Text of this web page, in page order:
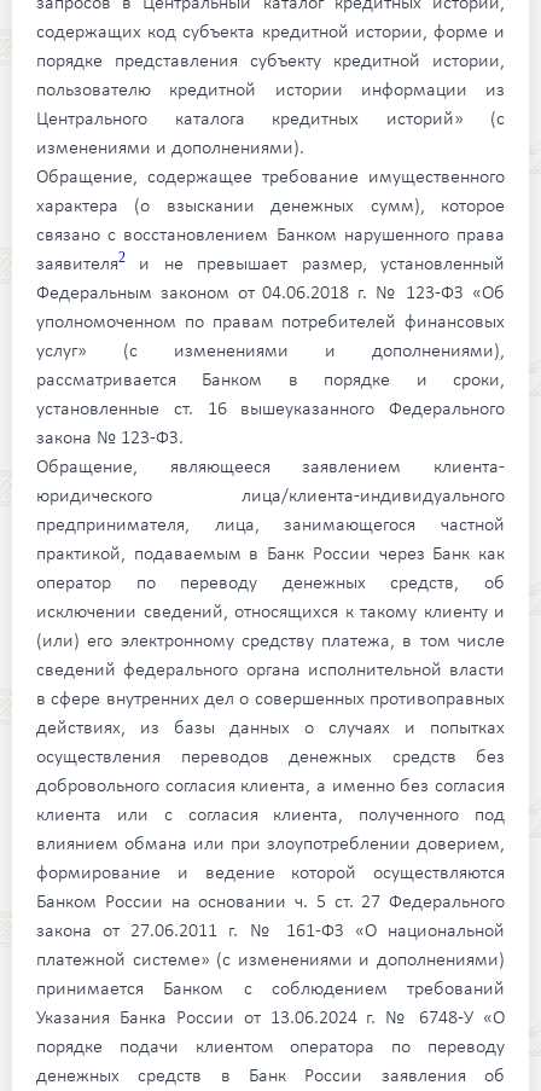
содержащих код субъекта кредитной истории, форме и
порядке представления субъекту кредитной истории,
пользователю кредитной истории информации из
Центрального каталога кредитных историй» (с
изменениями и дополнениями).
Обращение, содержащее требование имущественного
характера (о взыскании денежных сумм), которое
связано с восстановлением Банком нарушенного права
заявителя2 и не превышает размер, установленный
Федеральным законом от 04.06.2018 г. № 123-ФЗ «Об
уполномоченном по правам потребителей финансовых
услуг» (с изменениями и дополнениями),
рассматривается Банком в порядке и сроки,
установленные ст. 16 вышеуказанного Федерального
закона № 123-ФЗ.
Обращение, являющееся заявлением клиента-
юридического лица/клиента-индивидуального
предпринимателя, лица, занимающегося частной
практикой, подаваемым в Банк России через Банк как
оператор по переводу денежных средств, об
исключении сведений, относящихся к такому клиенту и
(или) его электронному средству платежа, в том числе
сведений федерального органа исполнительной власти
в сфере внутренних дел о совершенных противоправных
действиях, из базы данных о случаях и попытках
осуществления переводов денежных средств без
добровольного согласия клиента, а именно без согласия
клиента или с согласия клиента, полученного под
влиянием обмана или при злоупотреблении доверием,
формирование и ведение которой осуществляются
Банком России на основании ч. 5 ст. 27 Федерального
закона от 27.06.2011 г. № 161-ФЗ «О национальной
платежной системе» (с изменениями и дополнениями)
принимается Банком с соблюдением требований
Указания Банка России от 13.06.2024 г. № 6748-У «О
порядке подачи клиентом оператора по переводу
денежных средств в Банк России заявления об